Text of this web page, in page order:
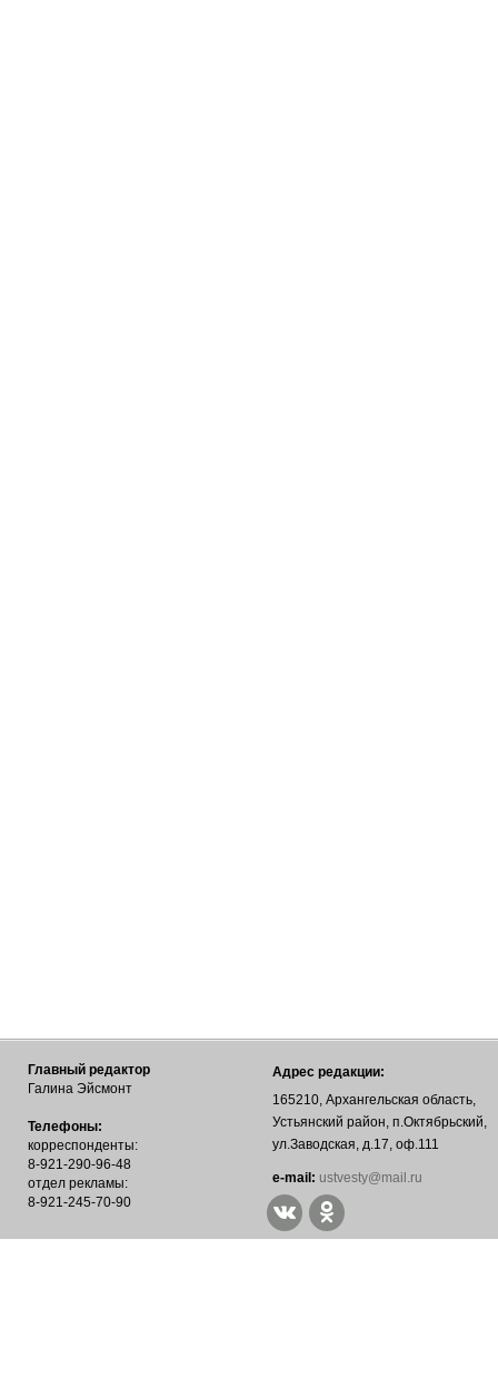
Главный редактор
Галина Эйсмонт
Телефоны:
корреспонденты:
8-921-290-96-48
отдел рекламы:
8-921-245-70-90
Адрес редакции:
165210, Архангельская область,
Устьянский район, п.Октябрьский,
ул.Заводская, д.17, оф.111
е-mail: ustvesty@mail.ru